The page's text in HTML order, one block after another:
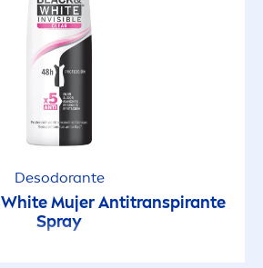
Desodorante
WhiteMujer Antitranspirante
Spray